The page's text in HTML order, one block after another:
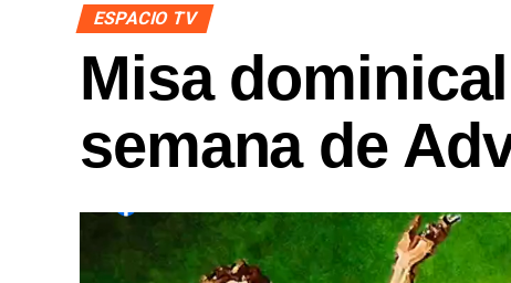
ESPACIO TV
Misa
semana de